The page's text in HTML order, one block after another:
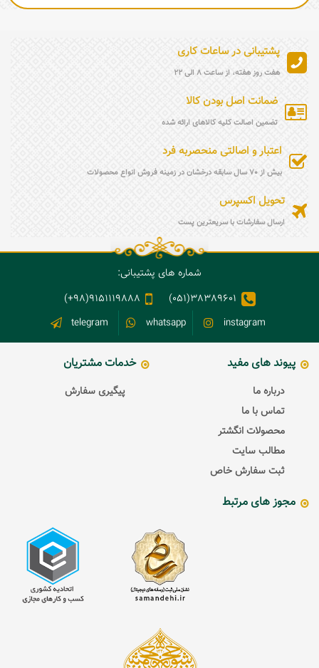
پشتیبانی در ساعات کاری
هفت روز هفته، از ساعت 8 الی 22
ضمانت اصل بودن کالا
تضمین اصالت کلیه کالاهای ارائه شده
اعتبار و اصالتی منحصربه فرد
بیش از 70 سال سابقه درخشان در زمینه فروش انواع محصولات
تحویل اکسپرس
ارسال سفارشات با سریعترین پست
شماره های پشتیبانی:
38389601(051)
9151119888(98+)
instagram
whatsapp
telegram
پیوند های مفید
درباره ما
تماس با ما
محصولات انگشتر
مطالب سایت
ثبت سفارش خاص
خدمات مشتریان
پیگیری سفارش
مجوز های مرتبط